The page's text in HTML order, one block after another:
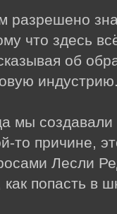
разрешено
что здесь
об
мы
то причине,
Лесли
как попасть в